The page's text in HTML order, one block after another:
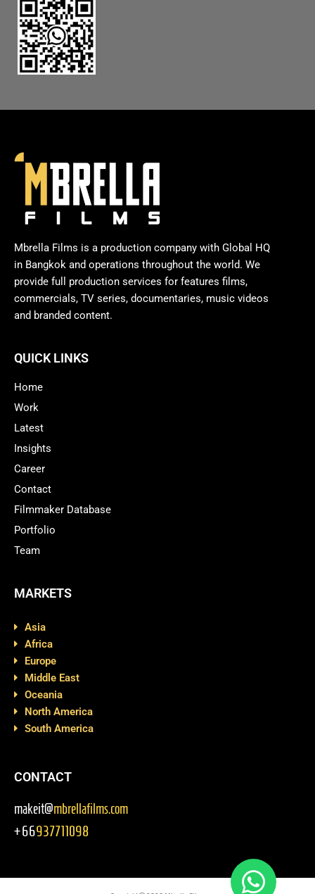
Mbrella Films is a production company with Global HQ
in Bangkok and operations throughout the world. We
provide full production services for features films,
commercials, TV series, documentaries, music videos
and branded content.
QUICK LINKS
Home
Work
Latest
Insights
Career
Contact
Filmmaker Database
Portfolio
Team
MARKETS
Asia
Africa
Europe
Middle East
Oceania
North America
South America
CONTACT
makeit@mbrellafilms.com
+66937711098